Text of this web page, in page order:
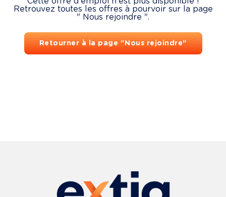
Retrouvez toutes les offres à pourvoir sur la page
" Nous rejoindre ".
Retourner à la page "Nous rejoindre"